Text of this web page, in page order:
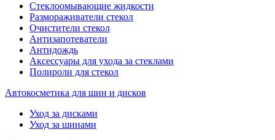
Стеклоомывающие жидкости
Размораживатели стекол
Очистители стекол
Антизапотеватели
Антидождь
Аксессуары для ухода за стеклами
Полироли для стекол
Автокосметика для шин и дисков
Уход за дисками
Уход за шинами